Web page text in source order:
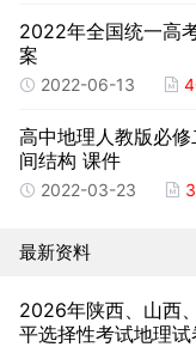
2022年全国统一高
案
2022-06-13
高中地理人教版必
间结构 课件
2022-03-23 3
最新资料
2026年陕西、山西
平选择性考试地理试